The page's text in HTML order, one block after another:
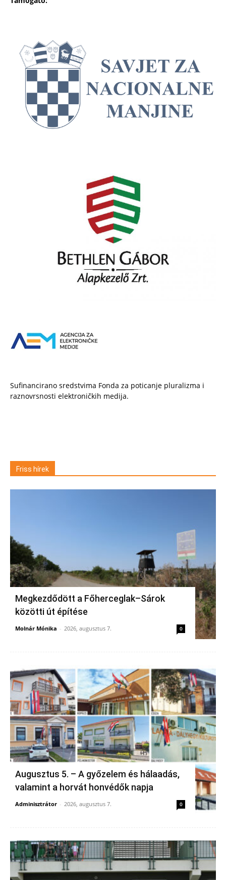
Sufinancirano sredstvima Fonda za poticanje pluralizma i
raznovrsnosti elektroničkih medija.
Friss hírek
Megkezdődött a Főherceglak–Sárok
közötti út építése
Molnár Mónika - 2026, augusztus 7. 0
Augusztus 5. – A győzelem és hálaadás,
valamint a horvát honvédők napja
Adminisztrátor - 2026, augusztus 7. 0